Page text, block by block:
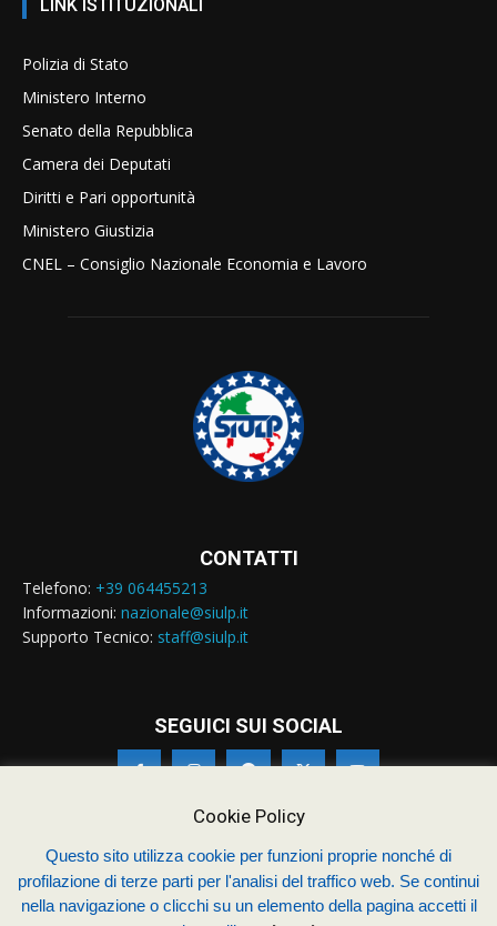
LINK ISTITUZIONALI
Polizia di Stato
Ministero Interno
Senato della Repubblica
Camera dei Deputati
Diritti e Pari opportunità
Ministero Giustizia
CNEL – Consiglio Nazionale Economia e Lavoro
CONTATTI
Telefono: +39 064455213
Informazioni: nazionale@siulp.it
Supporto Tecnico: staff@siulp.it
SEGUICI SUI SOCIAL
© Siulp 2026 - C.F.97014000588 - Realizzato dastudio4s.com
Sindacato Italiano Unitario dei Lavoratori della Polizia
Cookie Policy
Questo sito utilizza cookie per funzioni proprie nonché di
profilazione di terze parti per l'analisi del traffico web. Se continui
nella navigazione o clicchi su un elemento della pagina accetti il